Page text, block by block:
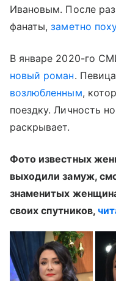
Ивановым. После
фанаты,заметно
В январе 2020-го
новый роман.
возлюбленным,
поездку. Личность
раскрывает.
Фото известных
выходили замуж,
знаменитых
своих спутников,